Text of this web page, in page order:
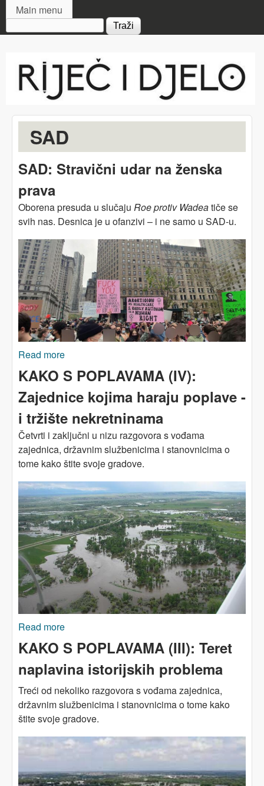
MAIN MENU
Main menu
Search form
i djelo
SAD
SAD: Stravični udar na ženska
prava
Oborena presuda u slučaju Roe protiv Wadeatiče se
svih nas. Desnica je u ofanzivi – i ne samo u SAD-u.
Read more
KAKO S POPLAVAMA (IV):
Zajednice kojima haraju poplave -
i tržište nekretninama
Četvrti i zaključni u nizu razgovora s vođama
zajednica, državnim službenicima i stanovnicima o
tome kako štite svoje gradove.
Read more
kojima haraju poplave - i tržište nekretninama
KAKO S POPLAVAMA (III): Teret
naplavina istorijskih problema
Treći od nekoliko razgovora s vođama zajednica,
državnim službenicima i stanovnicima o tome kako
štite svoje gradove.